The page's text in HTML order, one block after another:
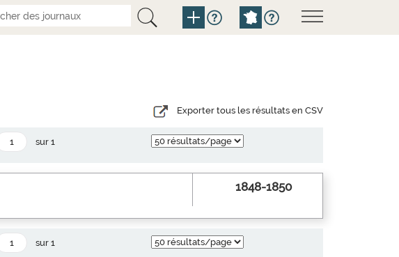
Exporter tous les résultats en CSV
sur 1
1848-1850
sur 1